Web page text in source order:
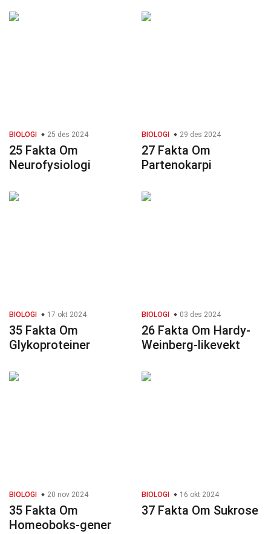
BIOLOGI 25 des 2024
25 Fakta Om
Neurofysiologi
BIOLOGI 29 des 2024
27 Fakta Om
Partenokarpi
BIOLOGI 17 okt 2024
35 Fakta Om
Glykoproteiner
BIOLOGI 03 des 2024
26 Fakta Om Hardy-
Weinberg-likevekt
BIOLOGI 20 nov 2024
35 Fakta Om
Homeoboks-gener
BIOLOGI 16 okt 2024
37 Fakta Om Sukrose